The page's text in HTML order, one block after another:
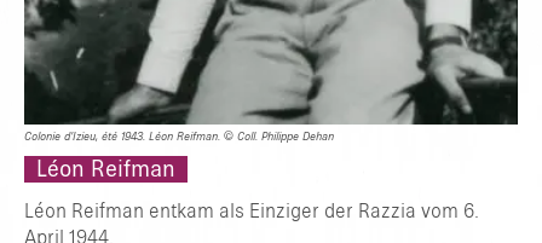
Colonie d’Izieu, été 1943. Léon Reifman. © Coll. Philippe Dehan
Léon Reifman
Léon Reifman entkam als Einziger der Razzia vom 6.
April 1944.